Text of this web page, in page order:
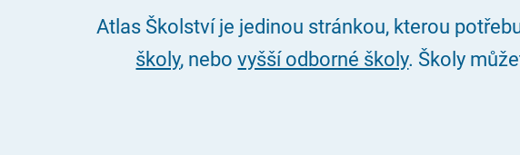
Atlas Školství je jedinou stránkou, kterou
školy, nebovyšší odborné školy. Školy